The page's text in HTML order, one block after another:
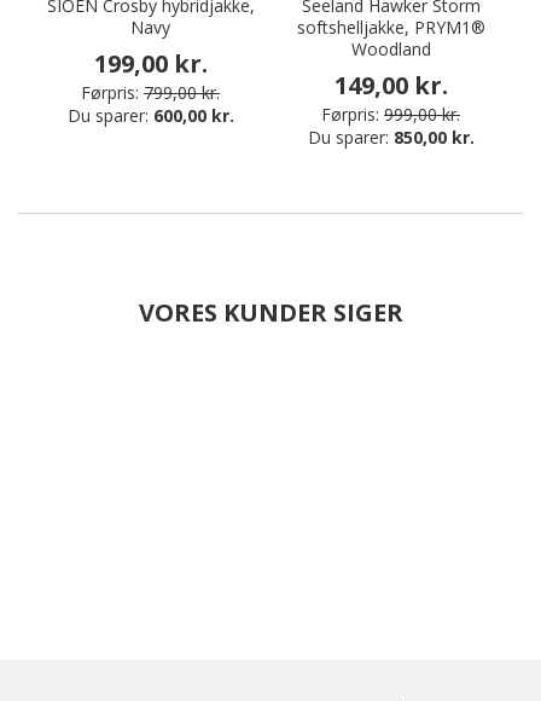
SIOEN Crosby hybridjakke,
Navy
199,00 kr.
Førpris: 799,00 kr.
Du sparer: 600,00 kr.
Seeland Hawker Storm
softshelljakke, PRYM1®
Woodland
149,00 kr.
Førpris: 999,00 kr.
Du sparer: 850,00 kr.
VORES KUNDER SIGER